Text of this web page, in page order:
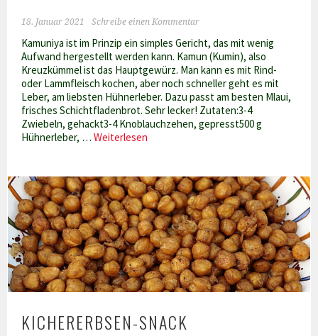
18. Januar 2021 Schreibe einen Kommentar
Kamuniya ist im Prinzip ein simples Gericht, das mit wenig
Aufwand hergestellt werden kann. Kamun (Kumin), also
Kreuzkümmel ist das Hauptgewürz. Man kann es mit Rind-
oder Lammfleisch kochen, aber noch schneller geht es mit
Leber, am liebsten Hühnerleber. Dazu passt am besten Mlaui,
frisches Schichtfladenbrot. Sehr lecker! Zutaten:3-4
Zwiebeln, gehackt3-4 Knoblauchzehen, gepresst500 g
Hühnerleber, …Weiterlesen
KICHERERBSEN-SNACK